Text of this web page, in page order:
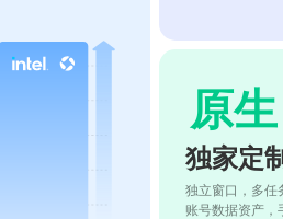
原生
独家定
独立窗口，多任
账号数据资产，